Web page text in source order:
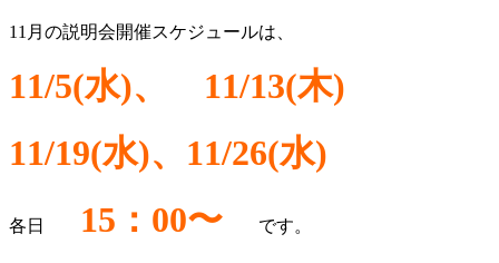
11月の説明会開催スケジュールは、
11/5(水)、 11/13(木)
11/19(水)、 11/26(水)
各日 15：00〜 です。